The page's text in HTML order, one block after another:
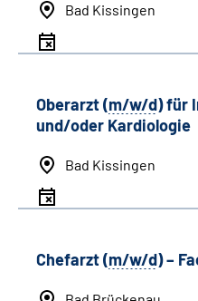
Bad Kissingen
Oberarzt (m/w/d) für
und/oder Kardiologie
Bad Kissingen
Chefarzt (m/w/d) –